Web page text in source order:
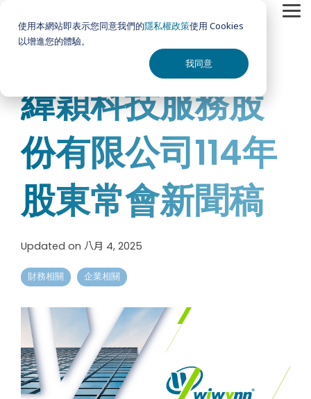
使用本網站即表示您同意我們的隱私權政策使用 Cookies
以增進您的體驗。
我同意
main
緯穎科技服務股
份有限公司114年
股東常會新聞稿
Updated on 八月 4, 2025
財務相關 企業相關